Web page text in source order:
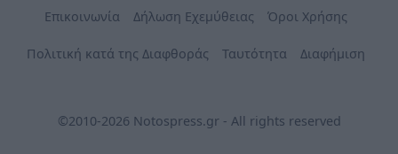
Επικοινωνία Δήλωση Εχεμύθειας Όροι Χρήσης
Πολιτική κατά της Διαφθοράς Ταυτότητα Διαφήμιση
©2010-2026 Notospress.gr - All rights reserved